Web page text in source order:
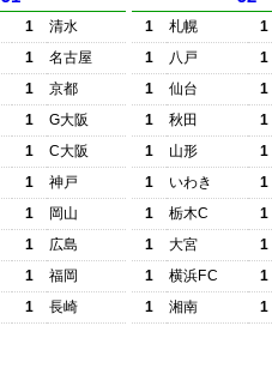
1
清水
1
名古屋
1
京都
1
G大阪
1
C大阪
1
神戸
1
岡山
1
広島
1
福岡
1 長崎
1 札幌
1
1
八戸
1
1
仙台
1
1
秋田
1
1
山形
1
1
いわき
1
1
栃木C
1
1
大宮
1
1
横浜FC
1
1
湘南 1